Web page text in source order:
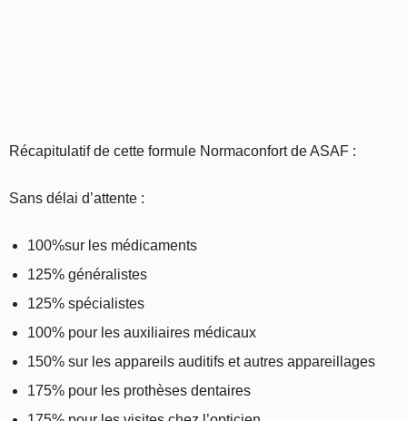
Récapitulatif de cette formule Normaconfort de ASAF :
Sans délai d’attente :
100%sur les médicaments
125% généralistes
125% spécialistes
100% pour les auxiliaires médicaux
150% sur les appareils auditifs et autres appareillages
175% pour les prothèses dentaires